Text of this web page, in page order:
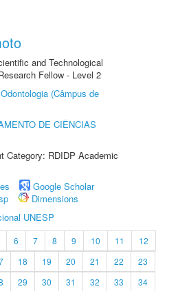
and Technological
Fellow - Level 2
(Câmpus de
DE CIÊNCIAS
Category: RDIDP Academic
Google Scholar
Dimensions
UNESP
6 7 8 9 10 11
12
18 19 20 21 22
23
29 30 31 32 33
34